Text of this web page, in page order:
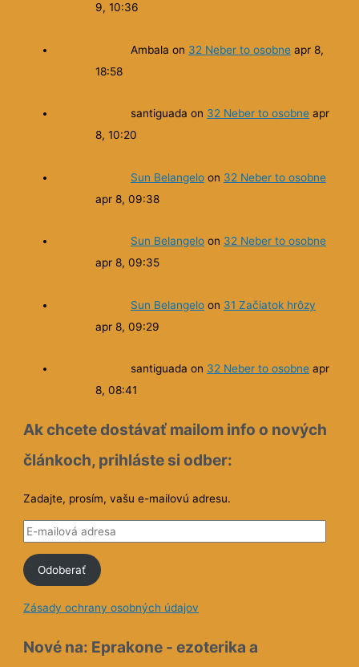
9, 10:36
Ambala on 32 Neber to osobne apr 8,
18:58
santiguada on 32 Neber to osobne apr
8, 10:20
Sun Belangelo on 32 Neber to osobne
apr 8, 09:38
Sun Belangelo on 32 Neber to osobne
apr 8, 09:35
Sun Belangelo on 31 Začiatok hrôzy
apr 8, 09:29
santiguada on 32 Neber to osobne apr
8, 08:41
Ak chcete dostávať mailom info o nových
článkoch, prihláste si odber:
Zadajte, prosím, vašu e-mailovú adresu.
E
m
i
l
Odoberať
Zásady ochrany osobných údajov
Nové na: Eprakone - ezoterika a